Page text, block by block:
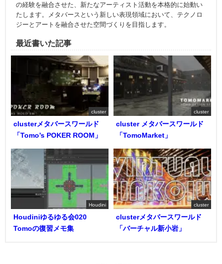
の経験を融合させた、新たなアーティスト活動を本格的に始動い
たします。メタバースという新しい表現領域において、テクノロ
ジーとアートを融合させた空間づくりを目指します。
最近書いた記事
cluster
clusterメタバースワールド
「Tomo’s POKER ROOM」
cluster
cluster メタバースワールド
「TomoMarket」
Houdini
Houdiniゆるゆる会020
Tomoの復習メモ集
cluster
clusterメタバースワールド
「バーチャル新小岩」